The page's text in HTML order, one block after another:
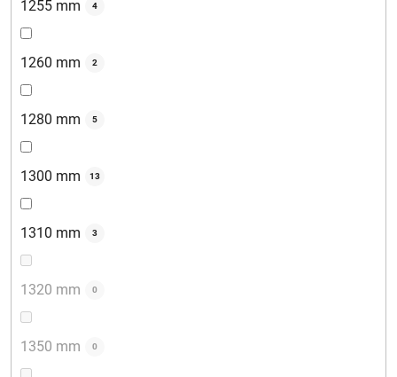
1255 mm 4
1260 mm 2
1280 mm 5
1300 mm 13
1310 mm 3
1320 mm 0
1350 mm 0